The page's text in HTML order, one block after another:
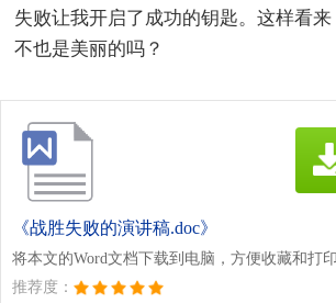
失败让我开启了成功的钥匙。这样看
不也是美丽的吗？
《战胜失败的演讲稿.doc》
将本文的Word文档下载到电脑，方便收藏和打印
推荐度：